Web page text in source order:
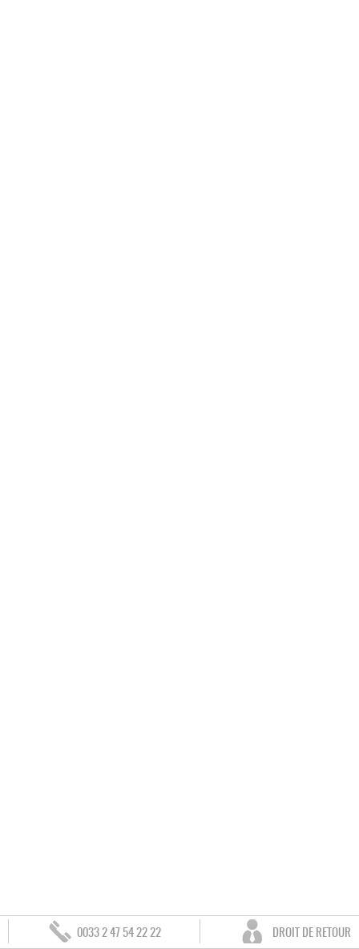
0033 2 47 54 22 22 DROIT DE RETOUR